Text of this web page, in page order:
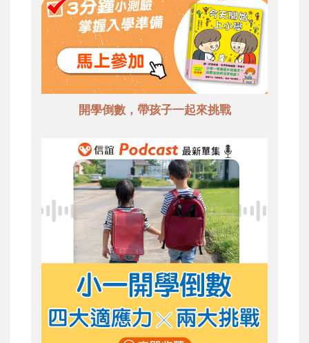
開學倒數，帶孩子一起來挑戰